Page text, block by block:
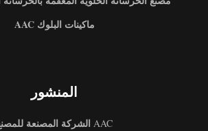
ماكينات البلوك AAC
المنشور
AACالشركة المصنعة للمصنع